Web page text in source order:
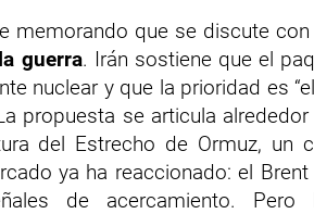
memorando que se discute
guerra. Irán sostiene que el
nuclear y que la prioridad es
propuesta se articula
del Estrecho de Ormuz, un
ya ha reaccionado: el
de acercamiento. Pero